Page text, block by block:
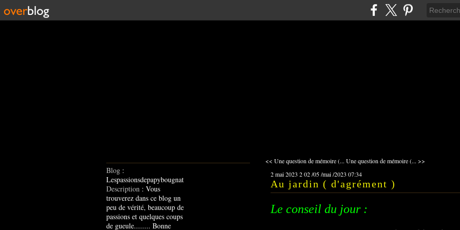
Blog :
Lespassionsdepapybougnat
Description : Vous
trouverez dans ce blog un
peu de vérité, beaucoup de
passions et quelques coups
de gueule........ Bonne
<< Une question de mémoire (... Une question de mémoire (... >>
2 mai 2023 202/05/mai/2023 07:34
Au jardin ( d'agrément )
Le conseil du jour :